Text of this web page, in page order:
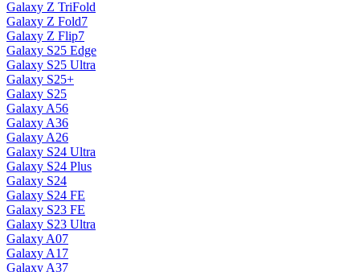
Galaxy Z TriFold
Galaxy Z Fold7
Galaxy Z Flip7
Galaxy S25 Edge
Galaxy S25 Ultra
Galaxy S25+
Galaxy S25
Galaxy A56
Galaxy A36
Galaxy A26
Galaxy S24 Ultra
Galaxy S24 Plus
Galaxy S24
Galaxy S24 FE
Galaxy S23 FE
Galaxy S23 Ultra
Galaxy A07
Galaxy A17
Galaxy A37